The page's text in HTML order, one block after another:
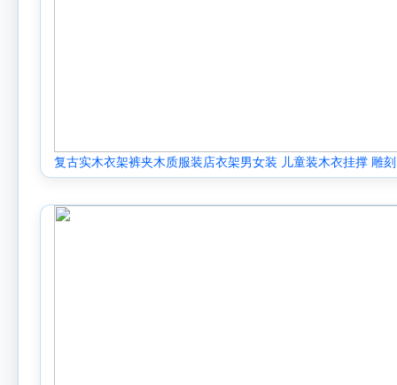
复古实木衣架裤夹木质服装店衣架男女装 儿童装木衣挂撑 雕刻
LOGO